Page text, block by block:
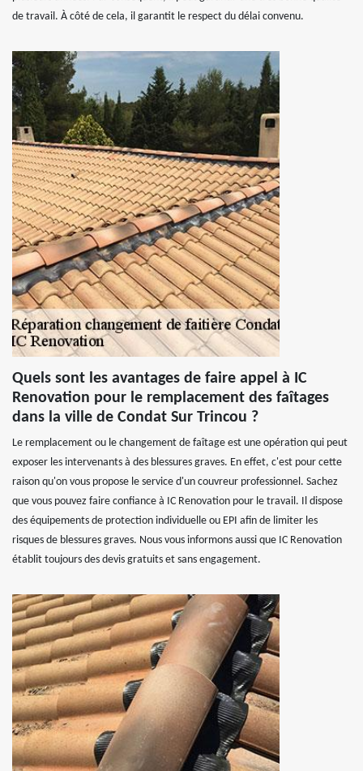
de travail. À côté de cela, il garantit le respect du délai convenu.
Quels sont les avantages de faire appel à IC
Renovation pour le remplacement des faîtages
dans la ville de Condat Sur Trincou ?
Le remplacement ou le changement de faîtage est une opération qui peut
exposer les intervenants à des blessures graves. En effet, c'est pour cette
raison qu'on vous propose le service d'un couvreur professionnel. Sachez
que vous pouvez faire confiance à IC Renovation pour le travail. Il dispose
des équipements de protection individuelle ou EPI afin de limiter les
risques de blessures graves. Nous vous informons aussi que IC Renovation
établit toujours des devis gratuits et sans engagement.